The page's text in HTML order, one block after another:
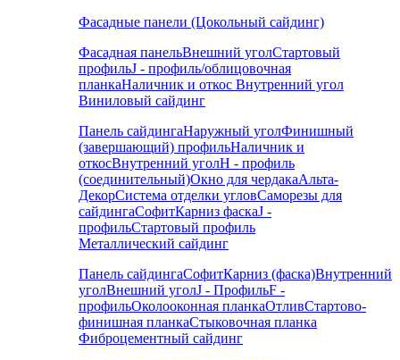
Фасадные панели (Цокольный сайдинг)
Фасадная панельВнешний уголСтартовый
профильJ - профиль/облицовочная
планкаНаличник и откос Внутренний угол
Виниловый сайдинг
Панель сайдингаНаружный уголФинишный
(завершающий) профильНаличник и
откосВнутренний уголH - профиль
(соединительный)Окно для чердакаАльта-
ДекорСистема отделки угловСаморезы для
сайдингаСофитКарниз фаскаJ -
профильСтартовый профиль
Металлический сайдинг
Панель сайдингаСофитКарниз (фаска)Внутренний
уголВнешний уголJ - ПрофильF -
профильОколооконная планкаОтливСтартово-
финишная планкаСтыковочная планка
Фиброцементный сайдинг